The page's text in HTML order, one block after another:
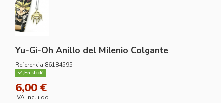
Yu-Gi-Oh Anillo del Milenio Colgante
Referencia 86184595
¡En stock!
6,00 €
IVA incluido